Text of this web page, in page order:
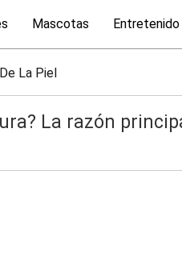
Mascotas Entretenido
La Piel
La razón